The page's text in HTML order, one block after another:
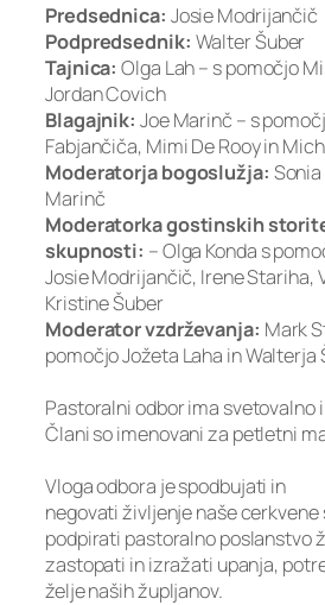
Predsednica: Josie Modrijančič
Podpredsednik: Walter Šuber
Tajnica:Olga Lah – s pomočjo
Jordan Covich
Blagajnik: Joe Marinč – s
Fabjančiča, Mimi De Rooy in
Moderatorja bogoslužja:
Marinč
Moderatorka gostinskih
skupnosti: – Olga Konda s
Josie Modrijančič, Irene Stariha,
Kristine Šuber
Moderator vzdrževanja: Mark
pomočjo Jožeta Laha in Walterja
Pastoralni odbor ima svetovalno
Člani so imenovani za petletni
Vloga odbora je spodbujati in
negovati življenje naše cerkvene
podpirati pastoralno poslanstvo
zastopati in izražati upanja,
želje naših župljanov.